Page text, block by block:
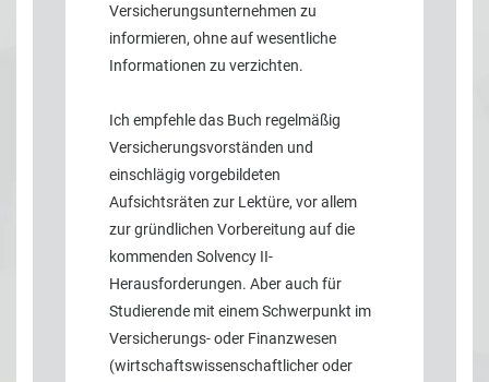
Versicherungsunternehmen zu
informieren, ohne auf wesentliche
Informationen zu verzichten.
Ich empfehle das Buch regelmäßig
Versicherungsvorständen und
einschlägig vorgebildeten
Aufsichtsräten zur Lektüre, vor allem
zur gründlichen Vorbereitung auf die
kommenden Solvency II-
Herausforderungen. Aber auch für
Studierende mit einem Schwerpunkt im
Versicherungs- oder Finanzwesen
(wirtschaftswissenschaftlicher oder